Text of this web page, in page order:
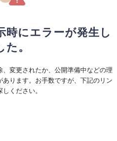
時にエラーが発生し
た。
変更されたか、公開準備中などの理
ります。お手数ですが、下記のリン
ください。